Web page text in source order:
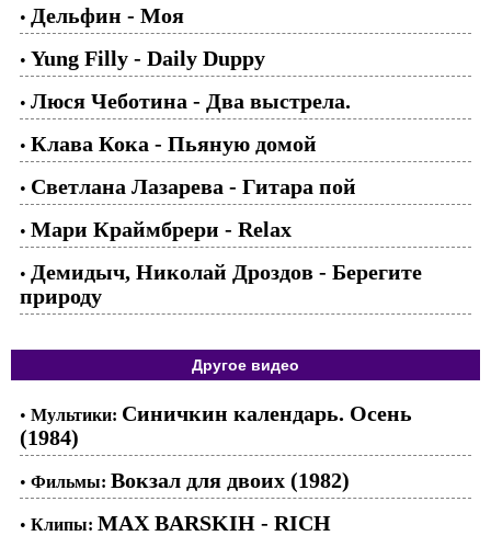
• Дельфин - Моя
• Yung Filly - Daily Duppy
• Люся Чеботина - Два выстрела.
• Клава Кока - Пьяную домой
• Светлана Лазарева - Гитара пой
• Мари Краймбрери - Relax
• Демидыч, Николай Дроздов - Берегите
природу
Другое видео
• Мультики: Синичкин календарь. Осень
(1984)
• Фильмы: Вокзал для двоих (1982)
• Клипы: MAX BARSKIH - RICH